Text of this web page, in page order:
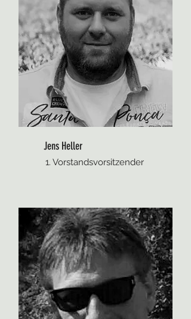
Jens Heller
1. Vorstandsvorsitzender